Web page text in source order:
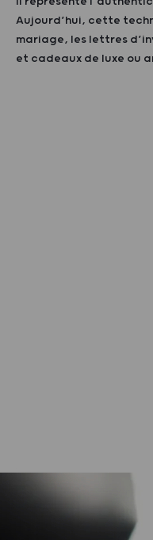
Aujourd’hui, cette
mariage, les lettres
et cadeaux de luxe ou